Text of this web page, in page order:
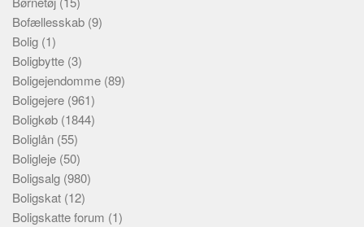
Bofællesskab (9)
Bolig (1)
Boligbytte (3)
Boligejendomme (89)
Boligejere (961)
Boligkøb (1844)
Boliglån (55)
Boligleje (50)
Boligsalg (980)
Boligskat (12)
Boligskatte forum (1)